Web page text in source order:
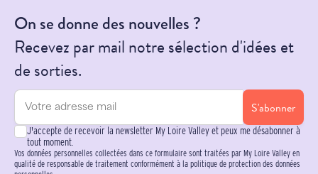
On se donne des nouvelles ?
Recevez par mail notre sélection d'idées et
de sorties.
S'abonner
J'accepte de recevoir la newsletter My Loire Valley et peux me désabonner à
tout moment.
Vos données personnelles collectées dans ce formulaire sont traitées par My Loire Valley en
qualité de responsable de traitement conformément à la politique de protection des données